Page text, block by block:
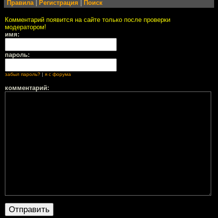
Правила| Регистрация Поиск
Комментарий появится на сайте только после проверки
модератором!
имя:
пароль:
забыл пароль? я с форума
комментарий: